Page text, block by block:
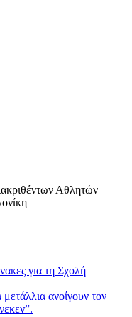
Αθλητών
για τη Σχολή
ανοίγουν τον